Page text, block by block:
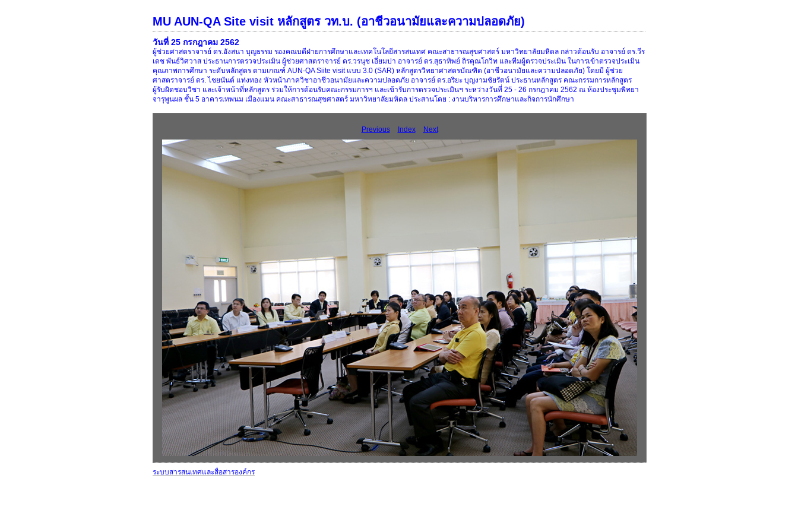
MU AUN-QA Site visit หลักสูตร วท.บ. (อาชีวอนามัยและความปลอดภัย)
วันที่ 25 กรกฎาคม 2562
ผู้ช่วยศาสตราจารย์ ดร.อังสนา บุญธรรม รองคณบดีฝ่ายการศึกษาและเทคโนโลยีสารสนเทศ คณะสาธารณสุขศาสตร์ มหาวิทยาลัยมหิดล กล่าวต้อนรับ อาจารย์ ดร.วีร
เดช พันธ์วิศวาส ประธานการตรวจประเมิน ผู้ช่วยศาสตราจารย์ ดร.วรนุช เอี่ยมปา อาจารย์ ดร.สุธาทิพย์ ถิรคุณโกวิท และทีมผู้ตรวจประเมิน ในการเข้าตรวจประเมิน
คุณภาพการศึกษา ระดับหลักสูตร ตามเกณฑ์ AUN-QA Siite visit แบบ 3.0 (SAR) หลักสูตรวิทยาศาสตรบัณฑิต (อาชีวอนามัยและความปลอดภัย) โดยมี ผู้ช่วย
ศาสตราจารย์ ดร. ไชยนันต์ แท่งทอง หัวหน้าภาควิชาอาชีวอนามัยและความปลอดภัย อาจารย์ ดร.อริยะ บุญงามชัยรัตน์ ประธานหลักสูตร คณะกรรมการหลักสูตร
ผู้รับผิดชอบวิชา และเจ้าหน้าที่หลักสูตร ร่วมให้การต้อนรับคณะกรรมการฯ และเข้ารับการตรวจประเมินฯ ระหว่างวันที่ 25 - 26 กรกฎาคม 2562 ณ ห้องประชุมพิทยา
จารุพูนผล ชั้น 5 อาคารเทพนม เมืองแมน คณะสาธารณสุขศาสตร์ มหาวิทยาลัยมหิดล ประสานโดย : งานบริหารการศึกษาและกิจการนักศึกษา
Previous Index Next
ระบบสารสนเทศและสื่อสารองค์กร